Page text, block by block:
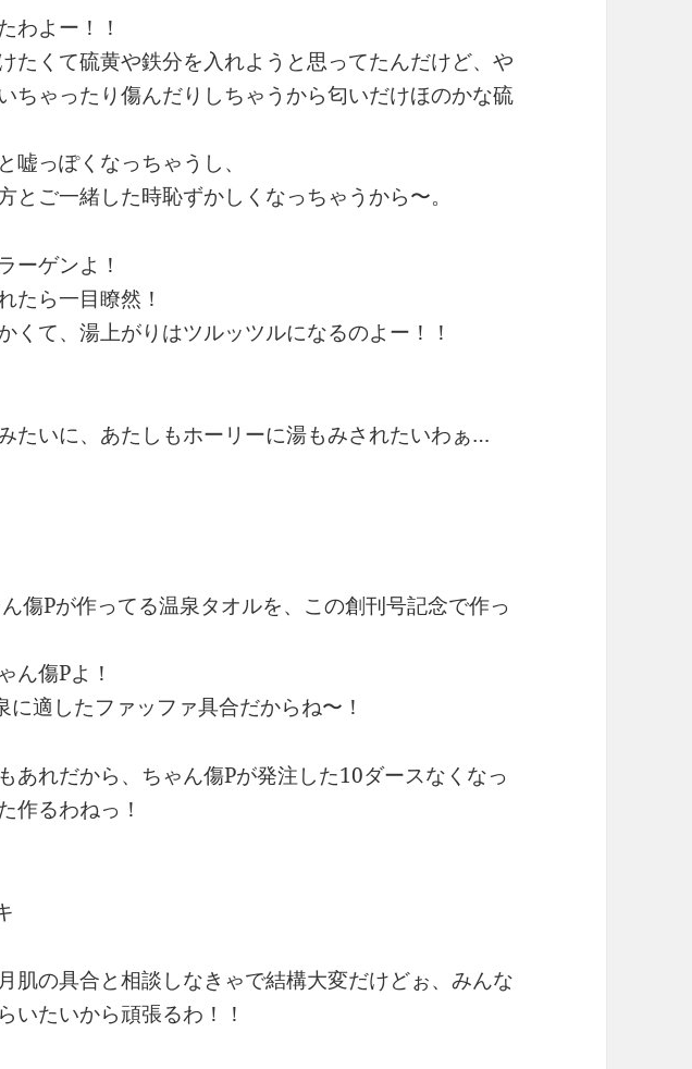
わよー！！
たくて硫黄や鉄分を入れようと思ってたんだけど、や
ちゃったり傷んだりしちゃうから匂いだけほのかな硫
嘘っぽくなっちゃうし、
とご一緒した時恥ずかしくなっちゃうから〜。
ーゲンよ！
たら一目瞭然！
くて、湯上がりはツルッツルになるのよー！！
たいに、あたしもホーリーに湯もみされたいわぁ…
傷Pが作ってる温泉タオルを、この創刊号記念で作っ
ん傷Pよ！
適したファッファ具合だからね〜！
あれだから、ちゃん傷Pが発注した10ダースなくなっ
作るわねっ！
肌の具合と相談しなきゃで結構大変だけどぉ、みんな
いたいから頑張るわ！！